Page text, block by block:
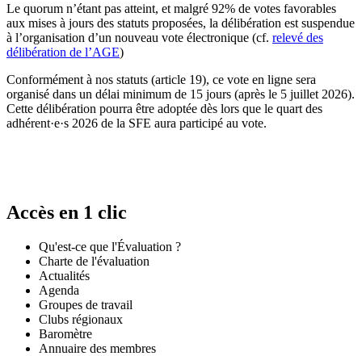
Le quorum n’étant pas atteint, et malgré 92% de votes favorables
aux mises à jours des statuts proposées, la délibération est suspendue
à l’organisation d’un nouveau vote électronique (cf. relevé des
délibération de l’AGE)
Conformément à nos statuts (article 19), ce vote en ligne sera
organisé dans un délai minimum de 15 jours (après le 5 juillet 2026).
Cette délibération pourra être adoptée dès lors que le quart des
adhérent·e·s 2026 de la SFE aura participé au vote.
Accès en 1 clic
Qu'est-ce que l'Évaluation ?
Charte de l'évaluation
Actualités
Agenda
Groupes de travail
Clubs régionaux
Baromètre
Annuaire des membres